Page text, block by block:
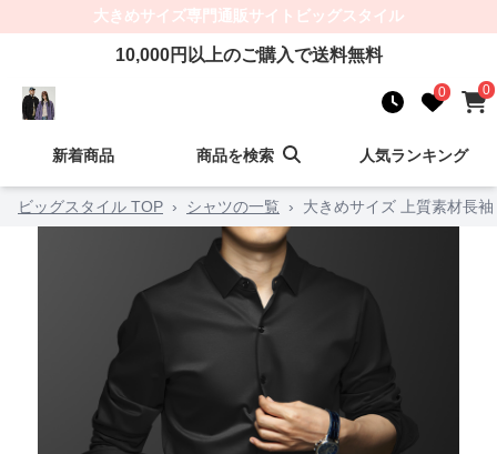
大きめサイズ専門通販サイト ビッグスタイル
10,000円以上のご購入で送料無料
0 0
新着商品 商品を検索 人気ランキング
ビッグスタイル TOP › シャツの一覧 › 大きめサイズ 上質素材長